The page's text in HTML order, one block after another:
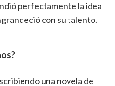
perfectamente la idea
con su talento.
una novela de